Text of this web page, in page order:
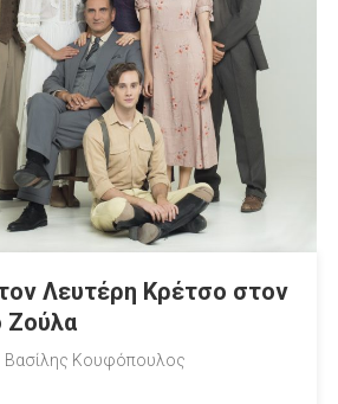
Λευτέρη Κρέτσο στον
Ζούλα
Βασίλης Κουφόπουλος